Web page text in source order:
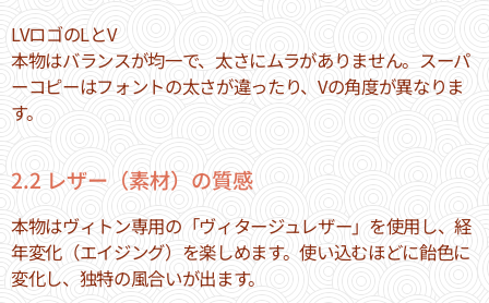
LVロゴのLとV
本物はバランスが均一で、太さにムラがありません。スーパ
ーコピーはフォントの太さが違ったり、Vの角度が異なりま
す。
2.2 レザー（素材）の質感
本物はヴィトン専用の「ヴィタージュレザー」を使用し、経
年変化（エイジング）を楽しめます。使い込むほどに飴色に
変化し、独特の風合いが出ます。